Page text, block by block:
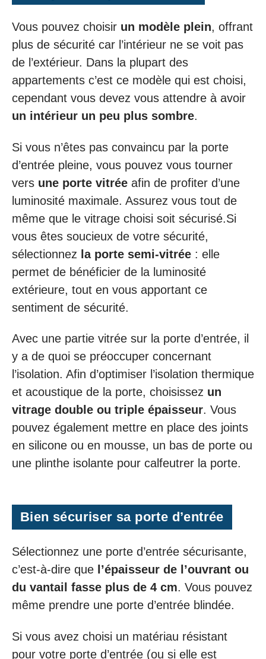
Vous pouvez choisir un modèle plein, offrant
plus de sécurité car l’intérieur ne se voit pas
de l’extérieur. Dans la plupart des
appartements c’est ce modèle qui est choisi,
cependant vous devez vous attendre à avoir
un intérieur un peu plus sombre.
Si vous n’êtes pas convaincu par la porte
d’entrée pleine, vous pouvez vous tourner
vers une porte vitrée afin de profiter d’une
luminosité maximale. Assurez vous tout de
même que le vitrage choisi soit sécurisé.Si
vous êtes soucieux de votre sécurité,
sélectionnez la porte semi-vitrée : elle
permet de bénéficier de la luminosité
extérieure, tout en vous apportant ce
sentiment de sécurité.
Avec une partie vitrée sur la porte d’entrée, il
y a de quoi se préoccuper concernant
l’isolation. Afin d’optimiser l’isolation thermique
et acoustique de la porte, choisissez un
vitrage double ou triple épaisseur. Vous
pouvez également mettre en place des joints
en silicone ou en mousse, un bas de porte ou
une plinthe isolante pour calfeutrer la porte.
Bien sécuriser sa porte d’entrée
Sélectionnez une porte d’entrée sécurisante,
c’est-à-dire que l’épaisseur de l’ouvrant ou
du vantail fasse plus de 4 cm. Vous pouvez
même prendre une porte d’entrée blindée.
Si vous avez choisi un matériau résistant
pour votre porte d’entrée (ou si elle est